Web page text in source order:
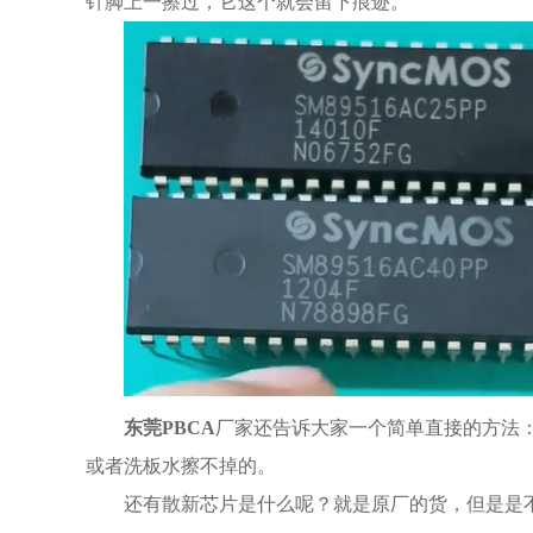
东莞PBCA厂家还告诉大家一个简单直接的方法
或者洗板水擦不掉的。
还有散新芯片是什么呢？就是原厂的货，但是